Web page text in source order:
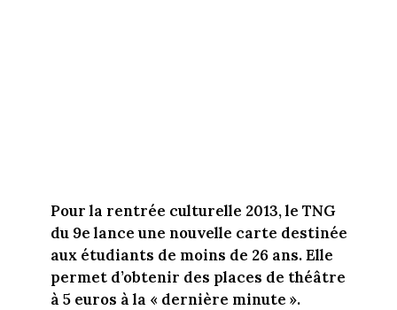
Pour la rentrée culturelle 2013, le TNG
du 9e lance une nouvelle carte destinée
aux étudiants de moins de 26 ans. Elle
permet d’obtenir des places de théâtre
à 5 euros à la « dernière minute ».